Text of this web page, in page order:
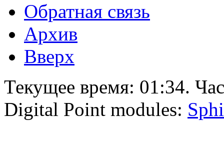
Обратная связь
Архив
Вверх
Текущее время: 01:34.
Digital Point modules: